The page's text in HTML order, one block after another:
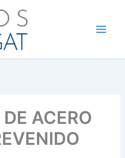
ACERO